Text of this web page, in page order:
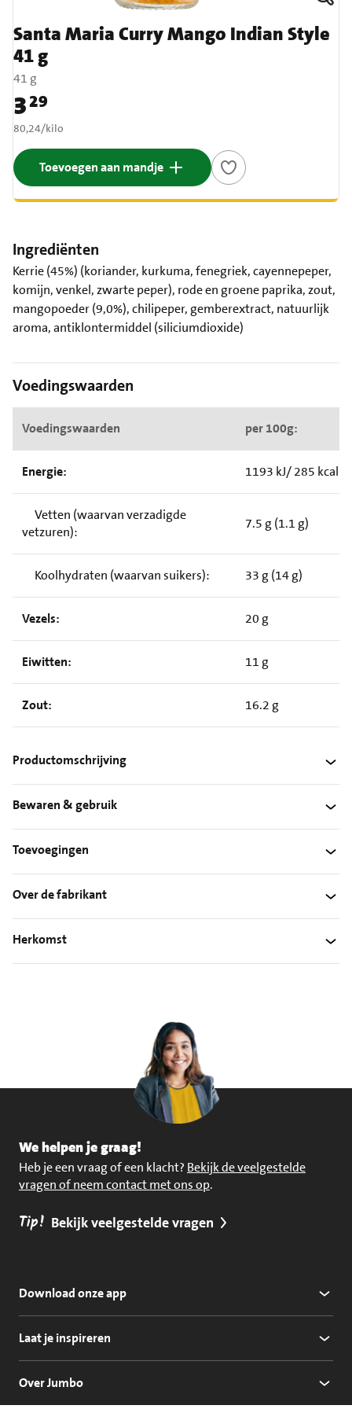
Santa Maria Curry Mango Indian Style
41 g
41 g
Prijs: € 3,29
329
€ 80,24 per kilo
80,24/kilo
Toevoegen aan mandje
Ingrediënten
Kerrie (45%) (koriander, kurkuma, fenegriek, cayennepeper,
komijn, venkel, zwarte peper), rode en groene paprika, zout,
mangopoeder (9,0%), chilipeper, gemberextract, natuurlijk
aroma, antiklontermiddel (siliciumdioxide)
Voedingswaarden
Voedingswaarden per 100g:
Energie: 1193 kJ/ 285 kcal
Vetten (waarvan verzadigde
vetzuren):
7.5 g (1.1 g)
Koolhydraten (waarvan suikers): 33 g (14 g)
Vezels: 20 g
Eiwitten: 11 g
Zout: 16.2 g
Productomschrijving
Bewaren & gebruik
Toevoegingen
Over de fabrikant
Herkomst
We helpen je graag!
Heb je een vraag of een klacht? Bekijk de veelgestelde
vragen of neem contact met ons op.
Tip! Bekijk veelgestelde vragen
Download onze app
Laat je inspireren
Over Jumbo